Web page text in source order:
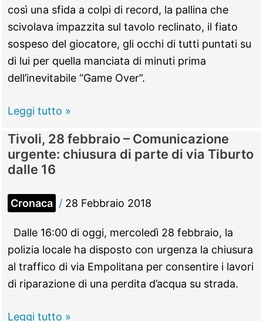
così una sfida a colpi di record, la pallina che
scivolava impazzita sul tavolo reclinato, il fiato
sospeso del giocatore, gli occhi di tutti puntati su
di lui per quella manciata di minuti prima
dell’inevitabile “Game Over”.
“La
collezione
di
26
flipper,
un
orgoglio
averli
riportati
in
Leggi tutto »
Tivoli, 28 febbraio – Comunicazione
urgente: chiusura di parte di via Tiburto
dalle 16
Cronaca / 28 Febbraio 2018
Dalle 16:00 di oggi, mercoledì 28 febbraio, la
polizia locale ha disposto con urgenza la chiusura
al traffico di via Empolitana per consentire i lavori
di riparazione di una perdita d’acqua su strada.
Tivoli,
Leggi tutto »